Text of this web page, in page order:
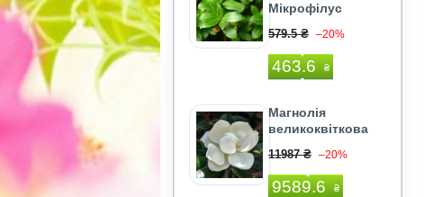
Мікрофілус
579.5 ₴ –20%
463.6 ₴
Магнолія
великоквіткова
11987 ₴ –20%
9589.6 ₴